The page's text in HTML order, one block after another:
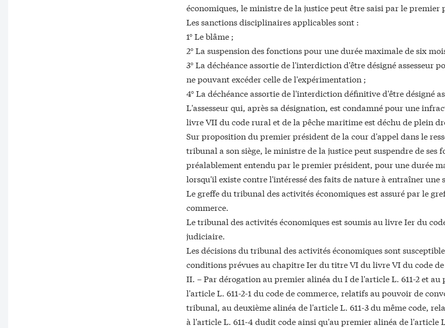
économiques, le ministre de la justice peut être saisi par le premier
Les sanctions disciplinaires applicables sont :
1° Le blâme ;
2° La suspension des fonctions pour une durée maximale de six
3° La déchéance assortie de l'interdiction d'être désigné assesseur
ne pouvant excéder celle de l'expérimentation ;
4° La déchéance assortie de l'interdiction définitive d'être désigné
L'assesseur qui, après sa désignation, est condamné pour une
livre VII du code rural et de la pêche maritime est déchu de plein
Sur proposition du premier président de la cour d'appel dans le
tribunal a son siège, le ministre de la justice peut suspendre de ses
préalablement entendu par le premier président, pour une durée
lorsqu'il existe contre l'intéressé des faits de nature à entraîner
Le greffe du tribunal des activités économiques est assuré par le
commerce.
Le tribunal des activités économiques est soumis au livre Ier du
judiciaire.
Les décisions du tribunal des activités économiques sont
conditions prévues au chapitre Ier du titre VI du livre VI du code
II. – Par dérogation au premier alinéa du I de l'article L. 611-2 et au
l'article L. 611-2-1 du code de commerce, relatifs au pouvoir de
tribunal, au deuxième alinéa de l'article L. 611-3 du même code,
à l'article L. 611-4 dudit code ainsi qu'au premier alinéa de l'article